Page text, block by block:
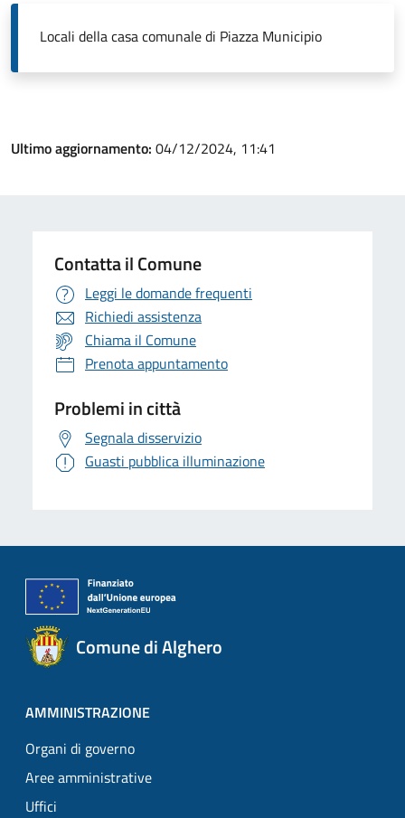
Locali della casa comunale di Piazza Municipio
Ultimo aggiornamento: 04/12/2024, 11:41
Contatta il Comune
Leggi le domande frequenti
Richiedi assistenza
Chiama il Comune
Prenota appuntamento
Problemi in città
Segnala disservizio
Guasti pubblica illuminazione
Comune di Alghero
AMMINISTRAZIONE
Organi di governo
Aree amministrative
Uffici